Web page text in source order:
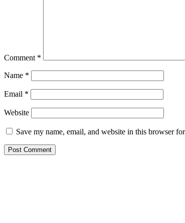
Comment *
Name *
Email *
Website
Save my name, email, and website in this browser